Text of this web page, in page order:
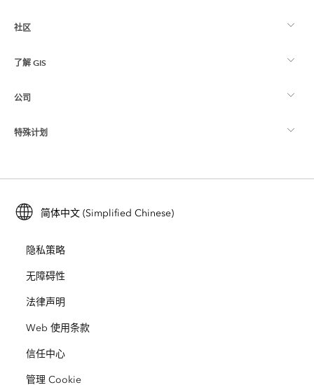
ArcGIS 概览
制图
Esri Store
社区
Esri 社区
ArcGIS 博客
用户研究和测试
Esri 年轻专家关系网
了解 GIS
什么是 GIS？
位置智能
培训
ArcUser
ArcNews
ArcWatch
Esri Press
Esri 视频
公司
关于 Esri
招贤纳士
开放视野
业务行为准则
特殊计划
ArcGIS for Student Use
保护
教育
简体中文 (Simplified Chinese)
隐私策略
无障碍性
法律声明
Web 使用条款
信任中心
管理 Cookie